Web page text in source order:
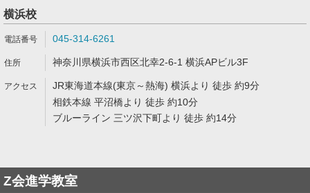
横浜校
045-314-6261
神奈川県横浜市西区北幸2-6-1 横浜APビル3F
JR東海道本線(東京～熱海) 横浜より 徒歩 約9分
相鉄本線 平沼橋より 徒歩 約10分
ブルーライン 三ツ沢下町より 徒歩 約14分
Z会進学教室